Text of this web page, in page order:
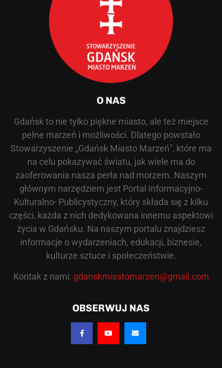
O NAS
Gdańsk to nie tylko piękne miasto, ale też miejsce
pełne marzeń i możliwości. Dlatego powstało
Stowarzyszenie „Gdańsk Miasto Marzeń”, które ma
na celu pokazywać światu, jak wiele ma do
zaoferowania nasza perła nad morzem. Naszym
głównym narzędziem jest Portal Informacyjno-
Kulturalno- Publicystyczny, który składa się z kilku
części, każda z nich dedykowana innemu aspektowi
życia w Gdańsku. Na naszym portalu znajdziesz
informacje o wydarzeniach, edukacji, biznesie,
kulturze sztuce i społeczeństwie.
Kontak z nami: gdanskmiastomarzen@gmail.com
OBSERWUJ NAS